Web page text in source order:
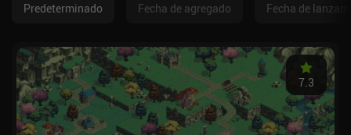
Predeterminado Fecha de agregado Fecha de
7.3